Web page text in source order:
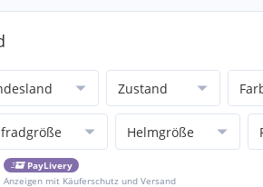
Zustand
Helmgröße
PayLivery
Anzeigen mit Käuferschutz und Versand